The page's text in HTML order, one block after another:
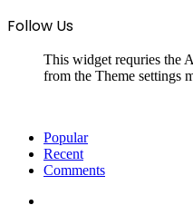
Follow Us
This widget requries the
from the Theme settings
Popular
Recent
Comments